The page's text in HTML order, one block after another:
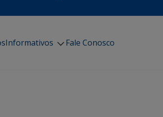
Informativos Fale Conosco